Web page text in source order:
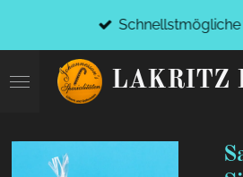
springen
LAKRITZ